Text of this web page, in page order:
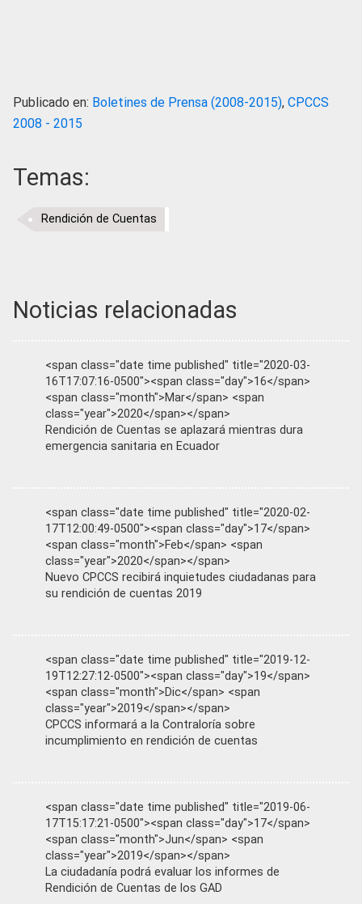
Publicado en: Boletines de Prensa (2008-2015), CPCCS
2008 - 2015
Temas:
Rendición de Cuentas
Noticias relacionadas
<span class="date time published" title="2020-03-
16T17:07:16-0500"><span class="day">16</span>
<span class="month">Mar</span> <span
class="year">2020</span></span>
Rendición de Cuentas se aplazará mientras dura
emergencia sanitaria en Ecuador
<span class="date time published" title="2020-02-
17T12:00:49-0500"><span class="day">17</span>
<span class="month">Feb</span> <span
class="year">2020</span></span>
Nuevo CPCCS recibirá inquietudes ciudadanas para
su rendición de cuentas 2019
<span class="date time published" title="2019-12-
19T12:27:12-0500"><span class="day">19</span>
<span class="month">Dic</span> <span
class="year">2019</span></span>
CPCCS informará a la Contraloría sobre
incumplimiento en rendición de cuentas
<span class="date time published" title="2019-06-
17T15:17:21-0500"><span class="day">17</span>
<span class="month">Jun</span> <span
class="year">2019</span></span>
La ciudadanía podrá evaluar los informes de
Rendición de Cuentas de los GAD